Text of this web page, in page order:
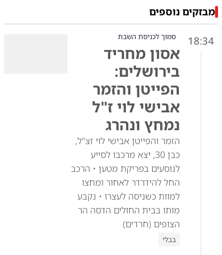
מבזקים נוספים
18:34 סמוך לכניסת השבת
אסון מחריד
בירושלים:
הפייטן והזמר
אבישי לוי ז"ל
נמחץ ונהרג
הזמר והפייטן אבישי לוי זצ"ל,
כבן 30, יצא מרכבו לסייע
לנוסעים בפריקת מטען • הרכב
החל להידרדר לאחור ומחצו
למוות כשניסה לעצרו • נקבע
מותו בבית החולים הדסה הר
הצופים (חרדים)
בבלי